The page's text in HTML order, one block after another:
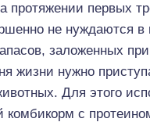
протяжении первых
не нуждаются в
заложенных
жизни нужно
Для этого
комбикорм с